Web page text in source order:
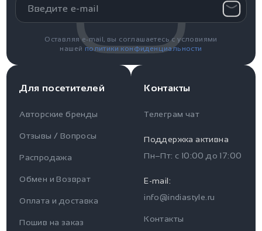
Контакты
Для пользователя
Информация
Для посетителей
Авторские бренды
Отзывы / Вопросы
Распродажа
Обмен и Возврат
Оплата и доставка
Пошив на заказ
Оставляя e-mail, вы соглашаетесь с условиями
нашей политики конфиденциальности
Контакты
Телеграм чат
Поддержка активна
Пн–Пт: с 10:00 до 17:00
E-mail:
info@indiastyle.ru
Контакты